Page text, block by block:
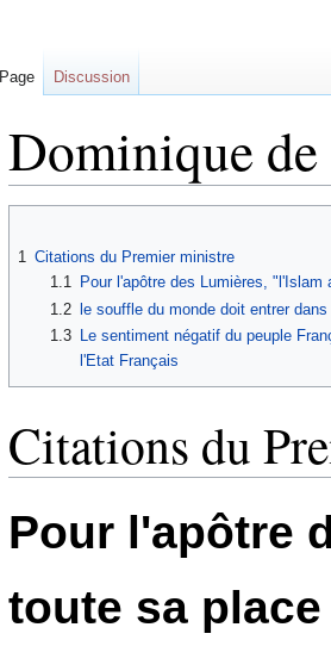
Dominique
1 Citations du Premier ministre
1.1
Pour l'apôtre des Lumières,
1.2
le souffle du monde doit entrer
1.3
Le sentiment négatif du peuple
l'Etat Français
Citations du
Pour l'apôtre
toute sa
Page Discussion